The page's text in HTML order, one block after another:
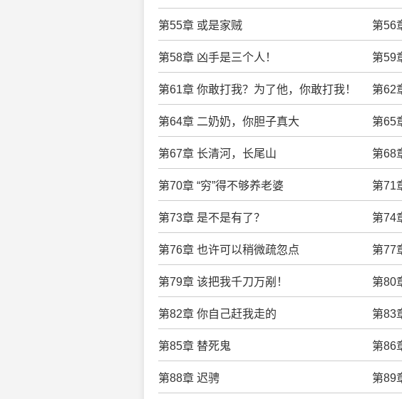
第55章 或是家贼 第56
第58章 凶手是三个人！ 第59
第61章 你敢打我？为了他，你敢打我！ 第62
第64章 二奶奶，你胆子真大 第65
第67章 长清河，长尾山 第68
第70章 “穷”得不够养老婆 第71
第73章 是不是有了？ 第74
第76章 也许可以稍微疏忽点 第77
第79章 该把我千刀万剐！ 第80
第82章 你自己赶我走的 第83
第85章 替死鬼 第86
第88章 迟骋 第89